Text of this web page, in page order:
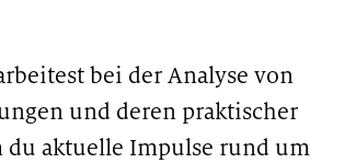
bei der Analyse von
und deren praktischer
aktuelle Impulse rund um